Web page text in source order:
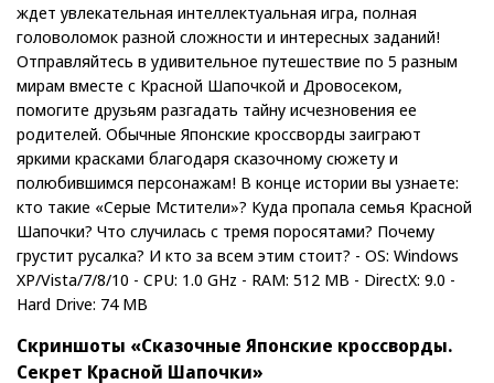
ждет увлекательная интеллектуальная игра, полная
головоломок разной сложности и интересных заданий!
Отправляйтесь в удивительное путешествие по 5 разным
мирам вместе с Красной Шапочкой и Дровосеком,
помогите друзьям разгадать тайну исчезновения ее
родителей. Обычные Японские кроссворды заиграют
яркими красками благодаря сказочному сюжету и
полюбившимся персонажам! В конце истории вы узнаете:
кто такие «Серые Мстители»? Куда пропала семья Красной
Шапочки? Что случилась с тремя поросятами? Почему
грустит русалка? И кто за всем этим стоит? - OS: Windows
XP/Vista/7/8/10 - CPU: 1.0 GHz - RAM: 512 MB - DirectX: 9.0 -
Hard Drive: 74 MB
Скриншоты «Сказочные Японские кроссворды.
Секрет Красной Шапочки»